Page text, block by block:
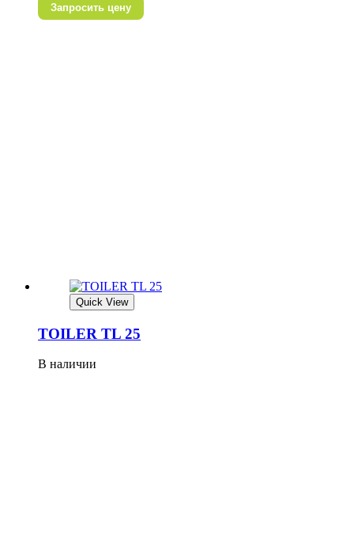
Запросить цену
Quick View
TOILER TL 25
В наличии